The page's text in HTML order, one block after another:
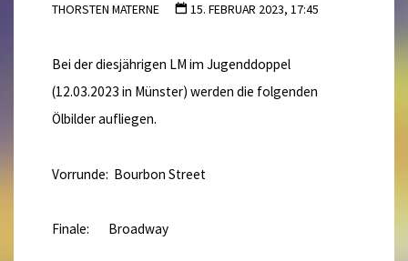
THORSTEN MATERNE 15. FEBRUAR 2023, 17:45
Bei der diesjährigen LM im Jugenddoppel
(12.03.2023 in Münster) werden die folgenden
Ölbilder aufliegen.
Vorrunde: Bourbon Street
Finale: Broadway